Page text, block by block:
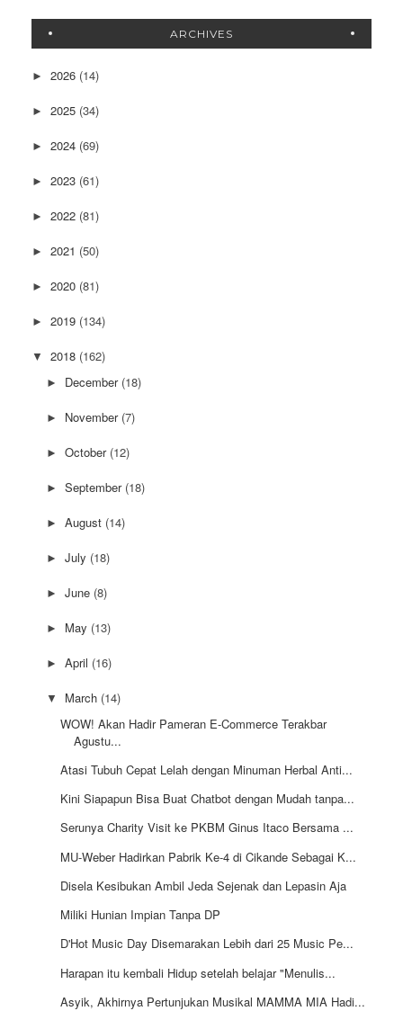
ARCHIVES
► 2026 (14)
► 2025 (34)
► 2024 (69)
► 2023 (61)
► 2022 (81)
► 2021 (50)
► 2020 (81)
► 2019 (134)
▼ 2018 (162)
► December (18)
► November (7)
► October (12)
► September (18)
► August (14)
► July (18)
► June (8)
► May (13)
► April (16)
▼ March (14)
WOW! Akan Hadir Pameran E-Commerce Terakbar
Agustu...
Atasi Tubuh Cepat Lelah dengan Minuman Herbal Anti...
Kini Siapapun Bisa Buat Chatbot dengan Mudah tanpa...
Serunya Charity Visit ke PKBM Ginus Itaco Bersama ...
MU-Weber Hadirkan Pabrik Ke-4 di Cikande Sebagai K...
Disela Kesibukan Ambil Jeda Sejenak dan Lepasin Aja
Miliki Hunian Impian Tanpa DP
D'Hot Music Day Disemarakan Lebih dari 25 Music Pe...
Harapan itu kembali Hidup setelah belajar "Menulis...
Asyik, Akhirnya Pertunjukan Musikal MAMMA MIA Hadi...